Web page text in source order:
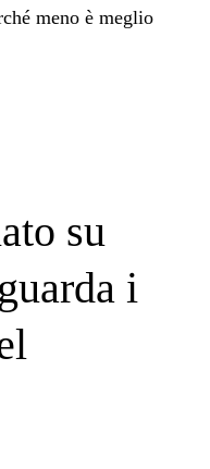
meno è meglio
su
i